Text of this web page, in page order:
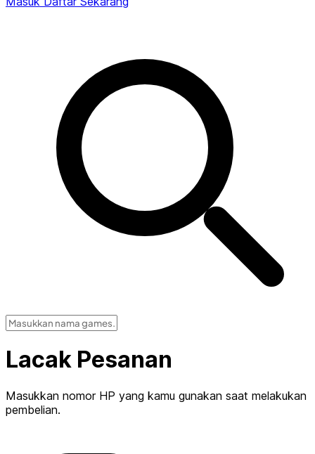
Lacak Pesanan
Masukkan nomor HP yang kamu gunakan saat melakukan
pembelian.